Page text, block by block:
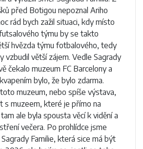
před Botigou nepoznal Ariho
rád bych zažil situaci, kdy místo
týmu by se takto
hvězda týmu fotbalového, tedy
vzbudil větší zájem. Vedle Sagrady
čekalo muzeum FC Barcelony a
bylo, že bylo zdarma.
muzeum, nebo spíše výstava,
s muzeem, které je přímo na
ale byla spousta věcí k vidění a
večera. Po prohlídce jsme
Familie, která sice má být